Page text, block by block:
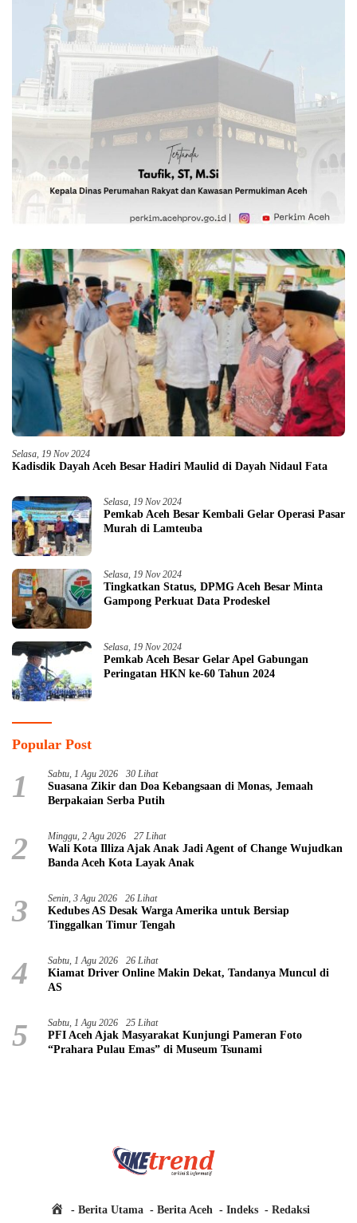
Selasa, 19 Nov 2024
Kadisdik Dayah Aceh Besar Hadiri Maulid di Dayah Nidaul Fata
Selasa, 19 Nov 2024
Pemkab Aceh Besar Kembali Gelar Operasi Pasar
Murah di Lamteuba
Selasa, 19 Nov 2024
Tingkatkan Status, DPMG Aceh Besar Minta
Gampong Perkuat Data Prodeskel
Selasa, 19 Nov 2024
Pemkab Aceh Besar Gelar Apel Gabungan
Peringatan HKN ke-60 Tahun 2024
Popular Post
1 Sabtu, 1 Agu 2026 30 Lihat
Suasana Zikir dan Doa Kebangsaan di Monas, Jemaah
Berpakaian Serba Putih
2 Minggu, 2 Agu 2026 27 Lihat
Wali Kota Illiza Ajak Anak Jadi Agent of Change Wujudkan
Banda Aceh Kota Layak Anak
3 Senin, 3 Agu 2026 26 Lihat
Kedubes AS Desak Warga Amerika untuk Bersiap
Tinggalkan Timur Tengah
4 Sabtu, 1 Agu 2026 26 Lihat
Kiamat Driver Online Makin Dekat, Tandanya Muncul di
AS
5 Sabtu, 1 Agu 2026 25 Lihat
PFI Aceh Ajak Masyarakat Kunjungi Pameran Foto
“Prahara Pulau Emas” di Museum Tsunami
H Berita Utama Berita Aceh Indeks Redaksi